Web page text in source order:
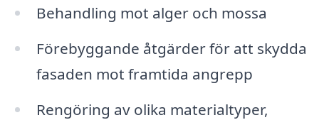
Behandling mot alger och mossa
Förebyggande åtgärder för att skydda
fasaden mot framtida angrepp
Rengöring av olika materialtyper,